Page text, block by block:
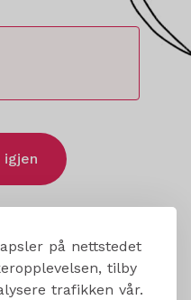
på nettstedet
tilby
trafikken vår.
igjen